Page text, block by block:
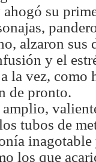
su
alzaron sus
y el
la vez, como
de pronto.
tubos de
los que